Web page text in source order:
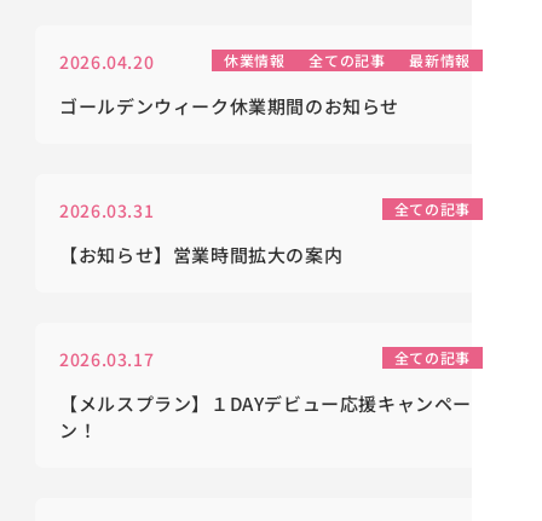
2026.04.20 休業情報 全ての記事 最新情報
ゴールデンウィーク休業期間のお知らせ
2026.03.31 全ての記事
【お知らせ】営業時間拡大の案内
2026.03.17 全ての記事
【メルスプラン】１DAYデビュー応援キャンペー
ン！